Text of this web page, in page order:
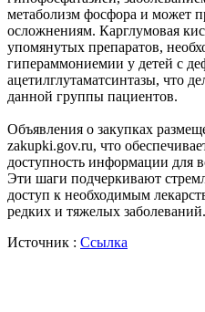
метаболизм фосфора и может
осложнениям. Карглумовая
упомянутых препаратов,
гипераммониемии у детей с
ацетилглутаматсинтазы, что
данной группы пациентов.
Объявления о закупках
zakupki.gov.ru, что
доступность информации для
Эти шаги подчеркивают
доступ к необходимым
редких и тяжелых заболеваний.
Источник : Ссылка